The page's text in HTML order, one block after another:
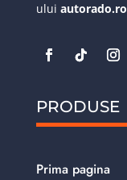
ului autorado.ro
PRODUSE
Prima pagina